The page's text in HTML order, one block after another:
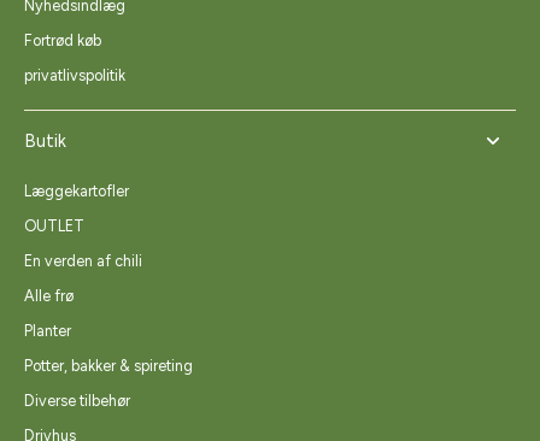
Nyhedsindlæg
Fortrød køb
privatlivspolitik
Butik
Læggekartofler
OUTLET
En verden af chili
Alle frø
Planter
Potter, bakker & spireting
Diverse tilbehør
Drivhus